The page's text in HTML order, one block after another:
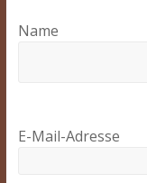
Name
E-Mail-Adresse